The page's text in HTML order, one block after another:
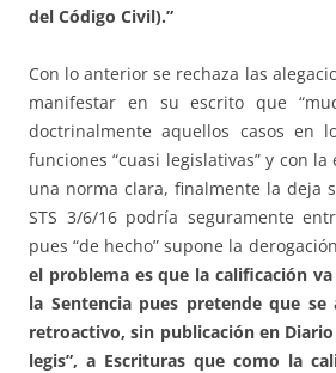
del Código Civil).”
Con lo anterior se rechaza las
manifestar en su escrito que
doctrinalmente aquellos casos en
funciones “cuasi legislativas” y con
una norma clara, finalmente la deja
STS 3/6/16 podría seguramente
pues “de hecho” supone la
el problema es que la calificación
la Sentencia pues pretende que se
retroactivo, sin publicación en
legis”, a Escrituras que como la